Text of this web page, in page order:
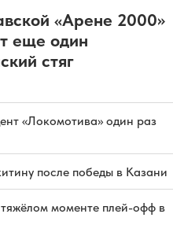
«Арене 2000»
еще один
стяг
«Локомотива» один раз
после победы в Казани
моменте плей-офф в